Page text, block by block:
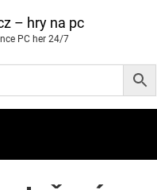
– hry na pc
PC her 24/7